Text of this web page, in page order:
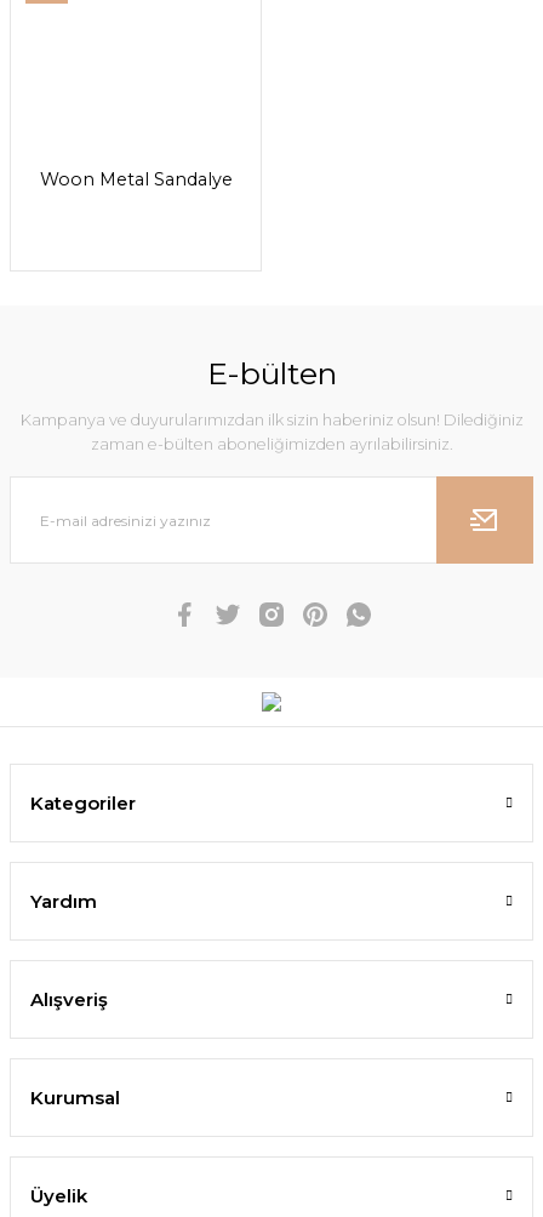
Woon Metal Sandalye
E-bülten
Kampanya ve duyurularımızdan ilk sizin haberiniz olsun! Dilediğiniz
zaman e-bülten aboneliğimizden ayrılabilirsiniz.
Kategoriler
Yardım
Alışveriş
Kurumsal
Üyelik